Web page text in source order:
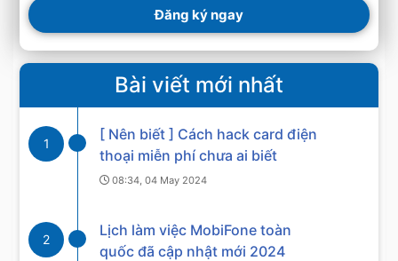
Đăng ký ngay
Bài viết mới nhất
1
[ Nên biết ] Cách hack card điện
thoại miễn phí chưa ai biết
08:34, 04 May 2024
2
Lịch làm việc MobiFone toàn
quốc đã cập nhật mới 2024